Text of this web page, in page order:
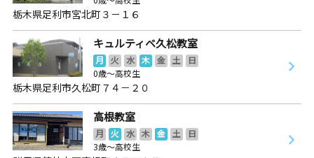
栃木県足利市宮北町３－１６
キュルティベ久松教室
月 火 水 木 金 土
日
0歳～高校生
栃木県足利市久松町７４－２０
高根教室
月 火 水 木 金 土
日
3歳～高校生